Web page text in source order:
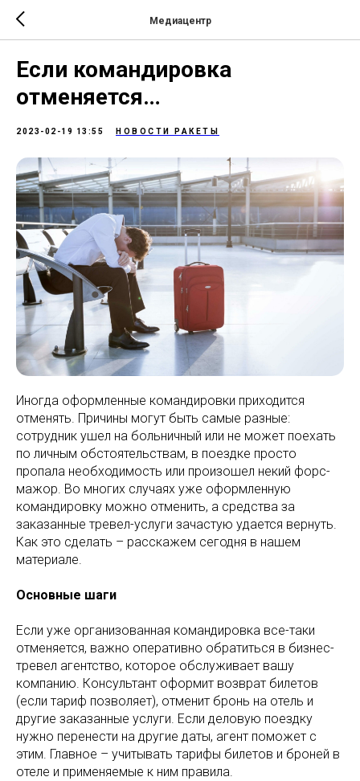
Медиацентр
Если командировка
отменяется…
2023-02-19 13:55 НОВОСТИ РАКЕТЫ
Иногда оформленные командировки приходится
отменять. Причины могут быть самые разные:
сотрудник ушел на больничный или не может поехать
по личным обстоятельствам, в поездке просто
пропала необходимость или произошел некий форс-
мажор. Во многих случаях уже оформленную
командировку можно отменить, а средства за
заказанные тревел-услуги зачастую удается вернуть.
Как это сделать – расскажем сегодня в нашем
материале.
Основные шаги
Если уже организованная командировка все-таки
отменяется, важно оперативно обратиться в бизнес-
тревел агентство, которое обслуживает вашу
компанию. Консультант оформит возврат билетов
(если тариф позволяет), отменит бронь на отель и
другие заказанные услуги. Если деловую поездку
нужно перенести на другие даты, агент поможет с
этим. Главное – учитывать тарифы билетов и броней в
отеле и применяемые к ним правила.